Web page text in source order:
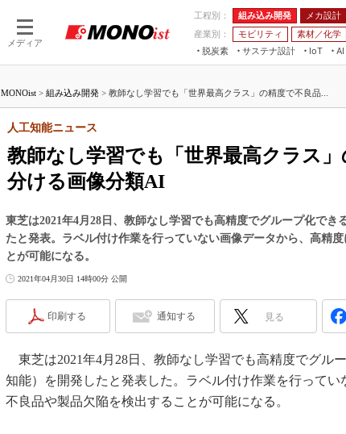
メディア
工程別： 組み込み開発 メカ設計
産業別：
モビリティ 素材／化学
脱炭素
サステナ設計
IoT
つながる工場
AI
AI×設備保全 JIMTOF
IIFES
TECHNO-
EdgeTech+
日本ものづく
AUTOMOTIVE
産業オープン
つな
フ
組
組
3D
MONOist > 組み込み開発 > 教師なし学習でも「世界最高クラス」の精度で不良品...
教師なし学習でも「世界最高クラス
分ける画像分類AI
人工知能ニュース
東芝は2021年4月28日、教師なし学習でも高精度でグループ化でき
たと発表。ラベル付け作業を行っていない画像データから、高精
とが可能になる。
2021年04月30日 14時00分 公開
印刷する 通知する 見る
東芝は2021年4月28日、教師なし学習でも高精度でグル
知能）を開発したと発表した。ラベル付け作業を行ってい
不良品や製品欠陥を検出することが可能になる。